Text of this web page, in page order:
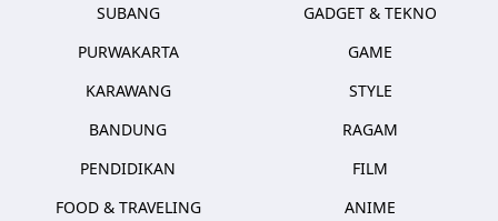
SUBANG
PURWAKARTA
KARAWANG
BANDUNG
PENDIDIKAN
FOOD & TRAVELING
GADGET & TEKNO
GAME
STYLE
RAGAM
FILM
ANIME